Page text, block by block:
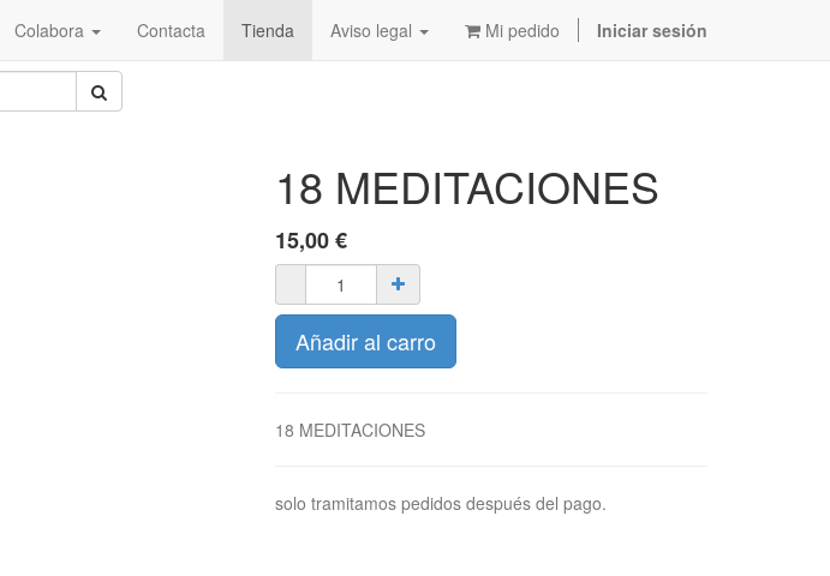
Colabora Contacta Tienda Aviso legal Mi pedido Iniciar sesión
18 MEDITACIONES
15,00€
Añadir al carro
18 MEDITACIONES
solo tramitamos pedidos después del pago.